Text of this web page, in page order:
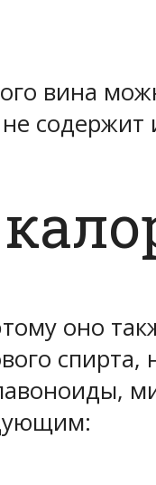
вина
содержит
оно